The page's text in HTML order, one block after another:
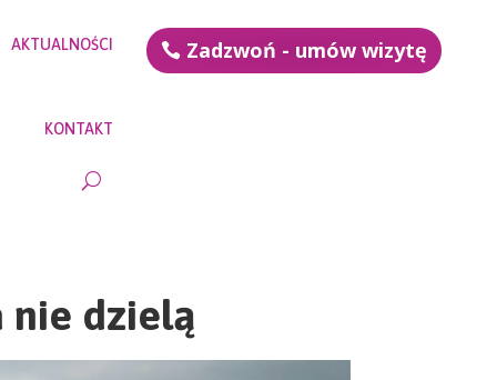
AKTUALNOŚCI
KONTAKT
Zadzwoń - umów wizytę
nie dzielą